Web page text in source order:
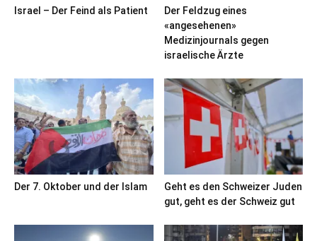
Israel – Der Feind als Patient
Der Feldzug eines
«angesehenen»
Medizinjournals gegen
israelische Ärzte
Der 7. Oktober und der Islam
Geht es den Schweizer Juden
gut, geht es der Schweiz gut